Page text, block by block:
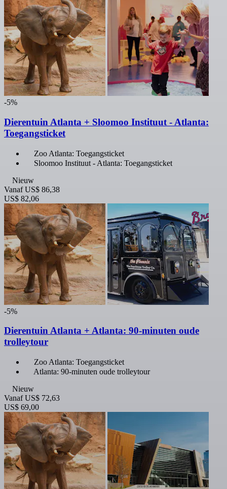
-5%
Dierentuin Atlanta + Sloomoo Instituut - Atlanta:
Toegangsticket
Zoo Atlanta: Toegangsticket
Sloomoo Instituut - Atlanta: Toegangsticket
Nieuw
Vanaf US$ 86,38
US$ 82,06
-5%
Dierentuin Atlanta + Atlanta: 90-minuten oude
trolleytour
Zoo Atlanta: Toegangsticket
Atlanta: 90-minuten oude trolleytour
Nieuw
Vanaf US$ 72,63
US$ 69,00